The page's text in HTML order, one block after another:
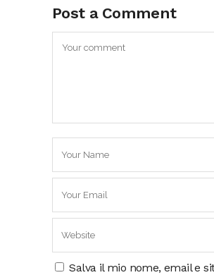
Post a Comment
Salva il mio nome, email e